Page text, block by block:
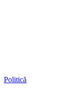
Politică